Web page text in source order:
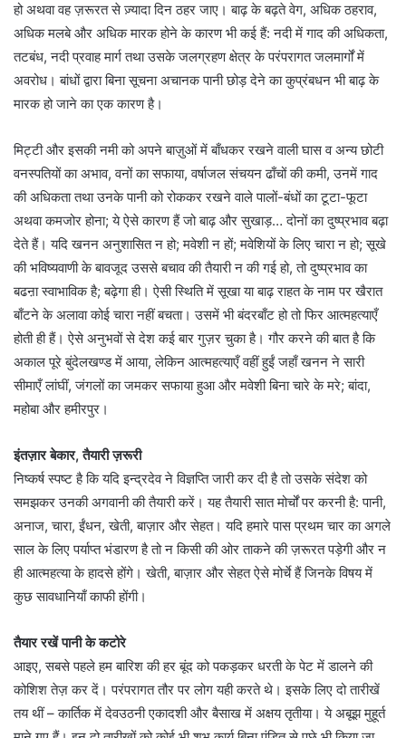
हो अथवा वह ज़रूरत से ज़्यादा दिन ठहर जाए। बाढ़ के बढ़ते वेग, अधिक ठहराव,
अधिक मलबे और अधिक मारक होने के कारण भी कई हैं: नदी में गाद की अधिकता,
तटबंध, नदी प्रवाह मार्ग तथा उसके जलग्रहण क्षेत्र के परंपरागत जलमार्गों में
अवरोध। बांधों द्वारा बिना सूचना अचानक पानी छोड़ देने का कुप्रंबधन भी बाढ़ के
मारक हो जाने का एक कारण है।
मिट्टी और इसकी नमी को अपने बाज़ुओं में बाँधकर रखने वाली घास व अन्य छोटी
वनस्पतियों का अभाव, वनों का सफाया, वर्षाजल संचयन ढाँचों की कमी, उनमें गाद
की अधिकता तथा उनके पानी को रोककर रखने वाले पालों-बंधों का टूटा-फूटा
अथवा कमजोर होना; ये ऐसे कारण हैं जो बाढ़ और सुखाड़… दोनों का दुष्प्रभाव बढ़ा
देते हैं। यदि खनन अनुशासित न हो; मवेशी न हों; मवेशियों के लिए चारा न हो; सूखे
की भविष्यवाणी के बावजूद उससे बचाव की तैयारी न की गई हो, तो दुष्प्रभाव का
बढऩा स्वाभाविक है; बढ़ेगा ही। ऐसी स्थिति में सूखा या बाढ़ राहत के नाम पर खैरात
बाँटने के अलावा कोई चारा नहीं बचता। उसमें भी बंदरबाँट हो तो फिर आत्महत्याएँ
होती ही हैं। ऐसे अनुभवों से देश कई बार गुज़र चुका है। गौर करने की बात है कि
अकाल पूरे बुंदेलखण्ड में आया, लेकिन आत्महत्याएँ वहीं हुईं जहाँ खनन ने सारी
सीमाएँ लांघीं, जंगलों का जमकर सफाया हुआ और मवेशी बिना चारे के मरे; बांदा,
महोबा और हमीरपुर।
इंतज़ार बेकार, तैयारी ज़रूरी
निष्कर्ष स्पष्ट है कि यदि इन्द्रदेव ने विज्ञप्ति जारी कर दी है तो उसके संदेश को
समझकर उनकी अगवानी की तैयारी करें। यह तैयारी सात मोर्चों पर करनी है: पानी,
अनाज, चारा, ईंधन, खेती, बाज़ार और सेहत। यदि हमारे पास प्रथम चार का अगले
साल के लिए पर्याप्त भंडारण है तो न किसी की ओर ताकने की ज़रूरत पड़ेगी और न
ही आत्महत्या के हादसे होंगे। खेती, बाज़ार और सेहत ऐसे मोर्चे हैं जिनके विषय में
कुछ सावधानियाँ काफी होंगी।
तैयार रखें पानी के कटोरे
आइए, सबसे पहले हम बारिश की हर बूंद को पकड़कर धरती के पेट में डालने की
कोशिश तेज़ कर दें। परंपरागत तौर पर लोग यही करते थे। इसके लिए दो तारीखें
तय थीं – कार्तिक में देवउठनी एकादशी और बैसाख में अक्षय तृतीया। ये अबूझ मुहूर्त